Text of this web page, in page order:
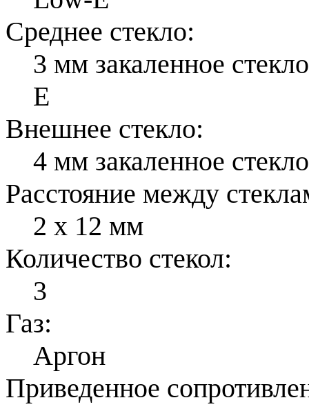
Среднее стекло:
3 мм закаленное
E
Внешнее стекло:
4 мм закаленное стекло
Расстояние между
2 x 12 мм
Количество стекол:
3
Газ:
Аргон
Приведенное